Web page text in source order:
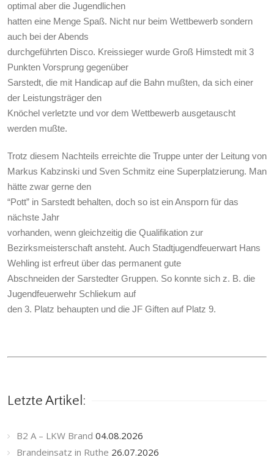
optimal aber die Jugendlichen
hatten eine Menge Spaß. Nicht nur beim Wettbewerb sondern
auch bei der Abends
durchgeführten Disco. Kreissieger wurde Groß Himstedt mit 3
Punkten Vorsprung gegenüber
Sarstedt, die mit Handicap auf die Bahn mußten, da sich einer
der Leistungsträger den
Knöchel verletzte und vor dem Wettbewerb ausgetauscht
werden mußte.
Trotz diesem Nachteils erreichte die Truppe unter der Leitung von
Markus Kabzinski und Sven Schmitz eine Superplatzierung. Man
hätte zwar gerne den
“Pott” in Sarstedt behalten, doch so ist ein Ansporn für das
nächste Jahr
vorhanden, wenn gleichzeitig die Qualifikation zur
Bezirksmeisterschaft ansteht. Auch Stadtjugendfeuerwart Hans
Wehling ist erfreut über das permanent gute
Abschneiden der Sarstedter Gruppen. So konnte sich z. B. die
Jugendfeuerwehr Schliekum auf
den 3. Platz behaupten und die JF Giften auf Platz 9.
Letzte Artikel:
B2 A – LKW Brand 04.08.2026
Brandeinsatz in Ruthe 26.07.2026